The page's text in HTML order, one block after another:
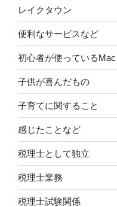
レイクタウン
便利なサービスなど
初心者が使っているMac
子供が喜んだもの
子育てに関すること
感じたことなど
税理士として独立
税理士業務
税理士試験関係